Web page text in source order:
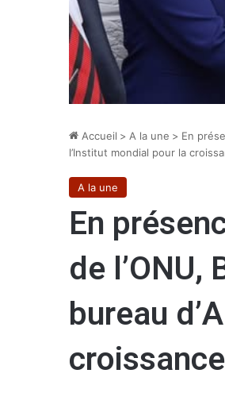
Accueil > A la une > En
l’Institut mondial pour la
A la une
En
de
bureau